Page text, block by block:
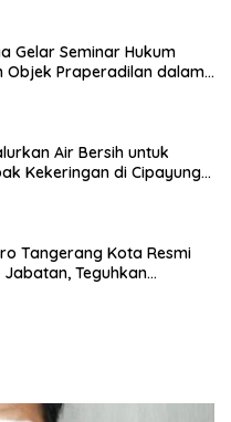
Gelar Seminar Hukum
Objek Praperadilan dalam
Air Bersih untuk
Kekeringan di Cipayung
Tangerang Kota Resmi
Teguhkan